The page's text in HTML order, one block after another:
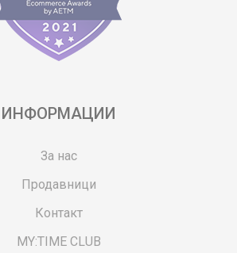
ИНФОРМАЦИИ
За нас
Продавници
Контакт
MY:TIME CLUB